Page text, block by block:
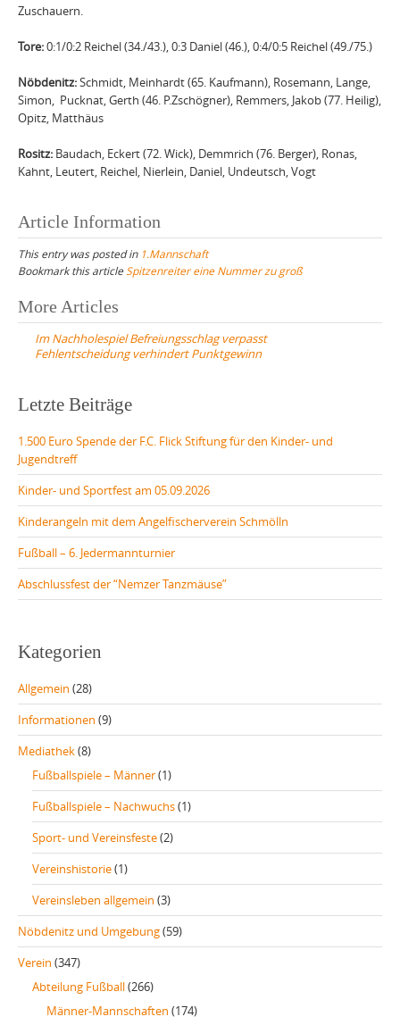
Zuschauern.
Tore:0:1/0:2 Reichel (34./43.), 0:3 Daniel (46.), 0:4/0:5 Reichel (49./75.)
Nöbdenitz:Schmidt, Meinhardt (65. Kaufmann), Rosemann, Lange,
Simon, Pucknat, Gerth (46. P.Zschögner), Remmers, Jakob (77. Heilig),
Opitz, Matthäus
Rositz: Baudach, Eckert (72. Wick), Demmrich (76. Berger), Ronas,
Kahnt, Leutert, Reichel, Nierlein, Daniel, Undeutsch, Vogt
Article Information
This entry was posted in 1.Mannschaft
Bookmark this article Spitzenreiter eine Nummer zu groß
Post
navigation
More Articles
Im Nachholespiel Befreiungsschlag verpasst
Fehlentscheidung verhindert Punktgewinn
Letzte Beiträge
1.500 Euro Spende der F.C. Flick Stiftung für den Kinder- und
Jugendtreff
Kinder- und Sportfest am 05.09.2026
Kinderangeln mit dem Angelfischerverein Schmölln
Fußball – 6. Jedermannturnier
Abschlussfest der “Nemzer Tanzmäuse”
Kategorien
Allgemein (28)
Informationen (9)
Mediathek(8)
Fußballspiele – Männer(1)
Fußballspiele – Nachwuchs(1)
Sport- und Vereinsfeste(2)
Vereinshistorie(1)
Vereinsleben allgemein (3)
Nöbdenitz und Umgebung(59)
Verein (347)
Abteilung Fußball(266)
Männer-Mannschaften (174)